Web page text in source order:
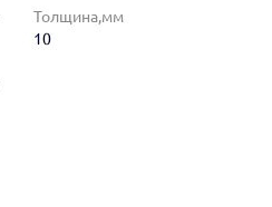
Толщина,мм
10